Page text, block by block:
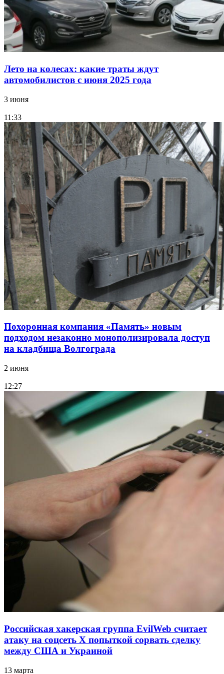
Лето на колесах: какие траты ждут
автомобилистов с июня 2025 года
3 июня
11:33
Похоронная компания «Память» новым
подходом незаконно монополизировала доступ
на кладбища Волгограда
2 июня
12:27
Российская хакерская группа EvilWeb считает
атаку на соцсеть Х попыткой сорвать сделку
между США и Украиной
13 марта